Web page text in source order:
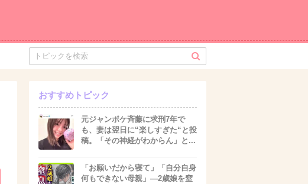
おすすめトピック
元ジャンポケ斉藤に求刑7年で
も、妻は翌日に“楽しすぎた“と投
稿。「その神経がわからん」と...
「お願いだから寝て」「自分自身
何もできない母親」―2歳娘を窒